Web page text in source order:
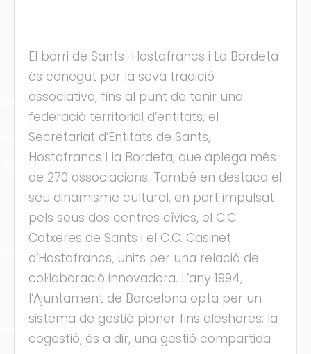
El barri de Sants-Hostafrancs i La Bordeta
és conegut per la seva tradició
associativa, fins al punt de tenir una
federació territorial d’entitats, el
Secretariat d’Entitats de Sants,
Hostafrancs i la Bordeta, que aplega més
de 270 associacions. També en destaca el
seu dinamisme cultural, en part impulsat
pels seus dos centres cívics, el C.C.
Cotxeres de Sants i el C.C. Casinet
d’Hostafrancs, units per una relació de
col·laboració innovadora. L’any 1994,
l’Ajuntament de Barcelona opta per un
sistema de gestió pioner fins aleshores: la
cogestió, és a dir, una gestió compartida